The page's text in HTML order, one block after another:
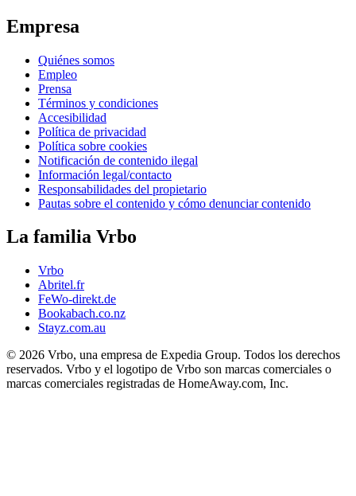
Empresa
Quiénes somos
Empleo
Prensa
Términos y condiciones
Accesibilidad
Política de privacidad
Política sobre cookies
Notificación de contenido ilegal
Información legal/contacto
Responsabilidades del propietario
Pautas sobre el contenido y cómo denunciar contenido
La familia Vrbo
Vrbo
Abritel.fr
FeWo-direkt.de
Bookabach.co.nz
Stayz.com.au
© 2026 Vrbo, una empresa de Expedia Group. Todos los derechos
reservados. Vrbo y el logotipo de Vrbo son marcas comerciales o
marcas comerciales registradas de HomeAway.com, Inc.